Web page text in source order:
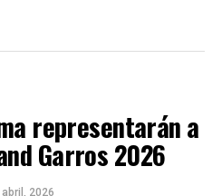
representarán a
Garros 2026
abril, 2026